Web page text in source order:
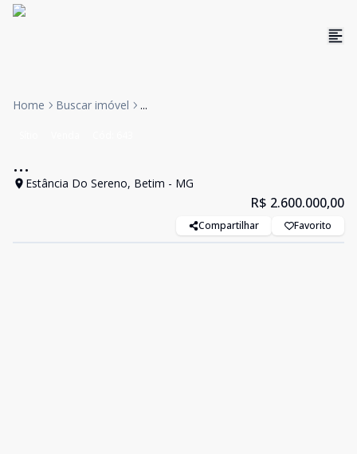
Home Buscar imóvel ...
...
Estância Do Sereno, Betim - MG
R$ 2.600.000,00
Compartilhar Favorito